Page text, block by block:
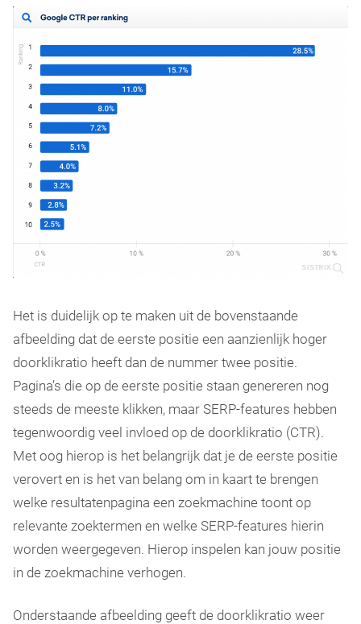
Het is duidelijk op te maken uit de bovenstaande
afbeelding dat de eerste positie een aanzienlijk hoger
doorklikratio heeft dan de nummer twee positie.
Pagina’s die op de eerste positie staan genereren nog
steeds de meeste klikken, maar SERP-features hebben
tegenwoordig veel invloed op de doorklikratio (CTR).
Met oog hierop is het belangrijk dat je de eerste positie
verovert en is het van belang om in kaart te brengen
welke resultatenpagina een zoekmachine toont op
relevante zoektermen en welke SERP-features hierin
worden weergegeven. Hierop inspelen kan jouw positie
in de zoekmachine verhogen.
Onderstaande afbeelding geeft de doorklikratio weer